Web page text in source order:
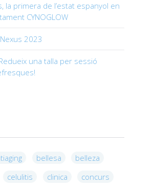
la primera de l’estat espanyol en
CYNOGLOW
2023
Redueix una talla per sessió
bellesa
belleza
celulitis clinica
concurs